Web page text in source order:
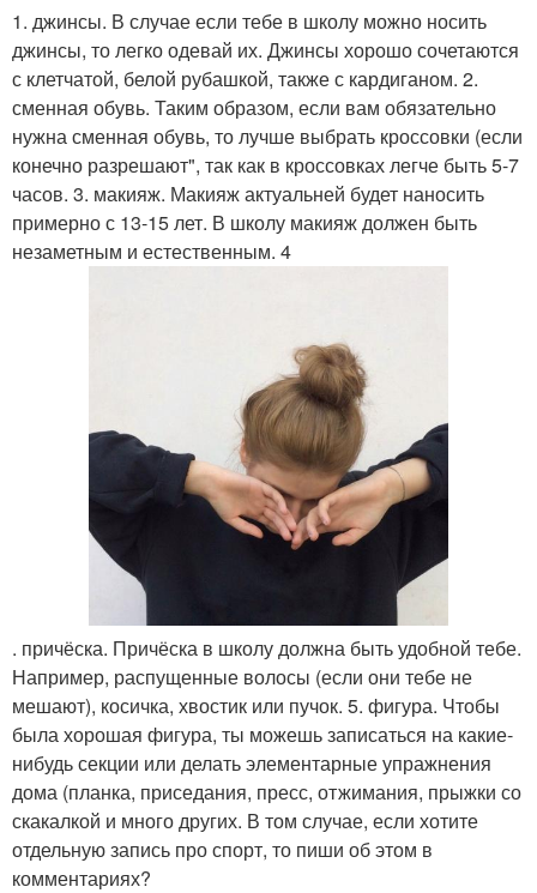
1. джинсы. В случае если тебе в школу можно носить
джинсы, то легко одевай их. Джинсы хорошо сочетаются
с клетчатой, белой рубашкой, также с кардиганом. 2.
сменная обувь. Таким образом, если вам обязательно
нужна сменная обувь, то лучше выбрать кроссовки (если
конечно разрешают", так как в кроссовках легче быть 5-7
часов. 3. макияж. Макияж актуальней будет наносить
примерно с 13-15 лет. В школу макияж должен быть
незаметным и естественным. 4
. причёска. Причёска в школу должна быть удобной тебе.
Например, распущенные волосы (если они тебе не
мешают), косичка, хвостик или пучок. 5. фигура. Чтобы
была хорошая фигура, ты можешь записаться на какие-
нибудь секции или делать элементарные упражнения
дома (планка, приседания, пресс, отжимания, прыжки со
скакалкой и много других. В том случае, если хотите
отдельную запись про спорт, то пиши об этом в
комментариях?